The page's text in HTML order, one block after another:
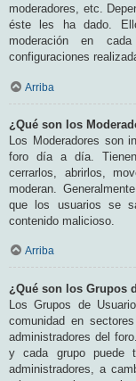
moderadores, etc.
éste les ha dado.
moderación en
configuraciones
Arriba
¿Qué son los
Los Moderadores son
foro día a día.
cerrarlos, abrirlos,
moderan.
que los usuarios se
contenido malicioso.
Arriba
¿Qué son los Grupos
Los Grupos de
comunidad en
administradores del
y cada grupo puede
administradores, a